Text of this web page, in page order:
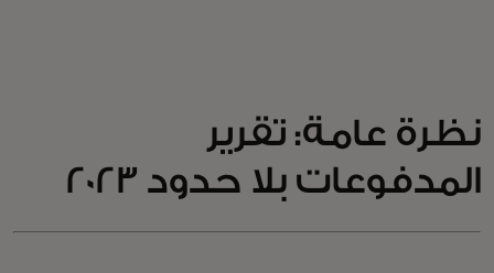
نظرة عامة: تقرير
المدفوعات بلا حدود 2023